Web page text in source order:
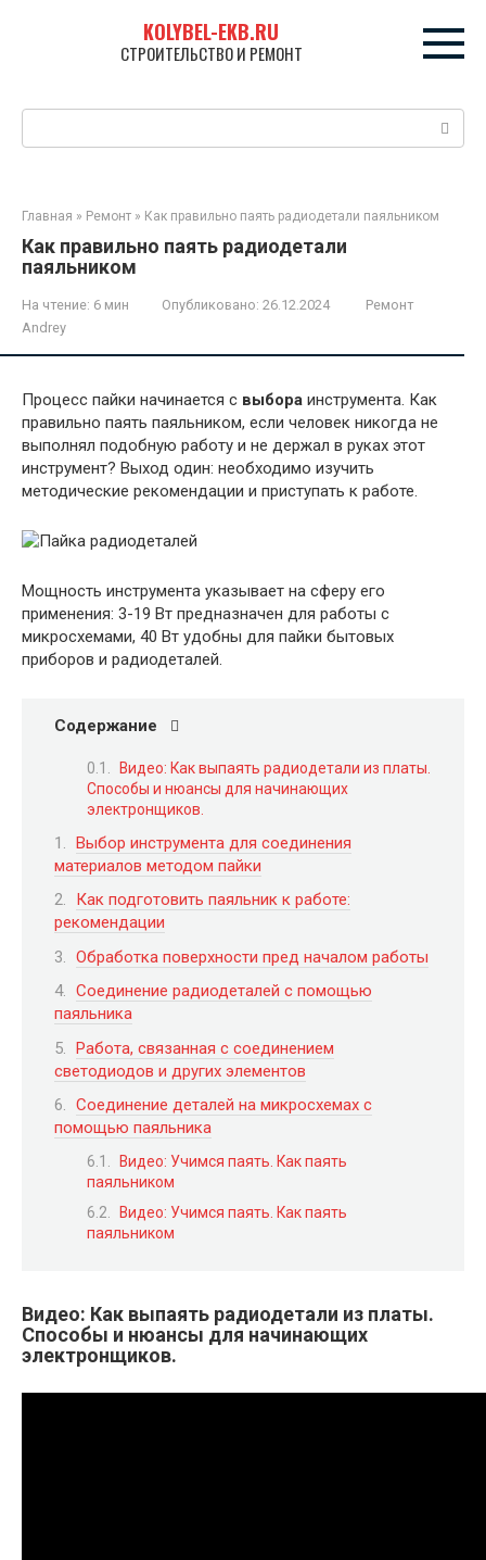
KOLYBEL-EKB.RU
СТРОИТЕЛЬСТВО И РЕМОНТ
Главная » Ремонт » Как правильно паять радиодетали паяльником
Как правильно паять радиодетали
паяльником
На чтение: 6 мин Опубликовано: 26.12.2024
Ремонт
Andrey
Процесс пайки начинается с выбора инструмента. Как
правильно паять паяльником, если человек никогда не
выполнял подобную работу и не держал в руках этот
инструмент? Выход один: необходимо изучить
методические рекомендации и приступать к работе.
Мощность инструмента указывает на сферу его
применения: 3-19 Вт предназначен для работы с
микросхемами, 40 Вт удобны для пайки бытовых
приборов и радиодеталей.
Содержание
Видео: Как выпаять радиодетали из платы.
Способы и нюансы для начинающих
электронщиков.
Выбор инструмента для соединения
материалов методом пайки
Как подготовить паяльник к работе:
рекомендации
Обработка поверхности пред началом работы
Соединение радиодеталей с помощью
паяльника
Работа, связанная с соединением
светодиодов и других элементов
Соединение деталей на микросхемах с
помощью паяльника
Видео: Учимся паять. Как паять
паяльником
Видео: Учимся паять. Как паять
паяльником
Видео: Как выпаять радиодетали из платы.
Способы и нюансы для начинающих
электронщиков.